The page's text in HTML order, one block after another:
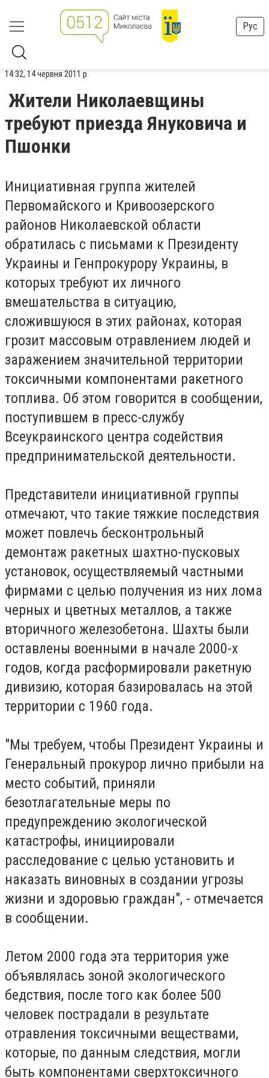
Рус
14:32, 14 червня 2011 р.
Жители Николаевщины
требуют приезда Януковича и
Пшонки
Инициативная группа жителей
Первомайского и Кривоозерского
районов Николаевской области
обратилась с письмами к Президенту
Украины и Генпрокурору Украины, в
которых требуют их личного
вмешательства в ситуацию,
сложившуюся в этих районах, которая
грозит массовым отравлением людей и
заражением значительной территории
токсичными компонентами ракетного
топлива. Об этом говорится в сообщении,
поступившем в пресс-службу
Всеукраинского центра содействия
предпринимательской деятельности.
Представители инициативной группы
отмечают, что такие тяжкие последствия
может повлечь бесконтрольный
демонтаж ракетных шахтно-пусковых
установок, осуществляемый частными
фирмами с целью получения из них лома
черных и цветных металлов, а также
вторичного железобетона. Шахты были
оставлены военными в начале 2000-х
годов, когда расформировали ракетную
дивизию, которая базировалась на этой
территории с 1960 года.
"Мы требуем, чтобы Президент Украины и
Генеральный прокурор лично прибыли на
место событий, приняли
безотлагательные меры по
предупреждению экологической
катастрофы, инициировали
расследование с целью установить и
наказать виновных в создании угрозы
жизни и здоровью граждан", - отмечается
в сообщении.
Летом 2000 года эта территория уже
объявлялась зоной экологического
бедствия, после того как более 500
человек пострадали в результате
отравления токсичными веществами,
которые, по данным следствия, могли
быть компонентами сверхтоксичного